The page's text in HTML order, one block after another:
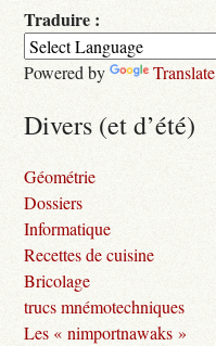
Traduire :
Powered by Translate
Divers (et d’été)
Géométrie
Dossiers
Informatique
Recettes de cuisine
Bricolage
trucs mnémotechniques
Les « nimportnawaks »